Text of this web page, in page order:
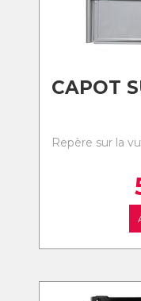
CAPOT
Repère sur la